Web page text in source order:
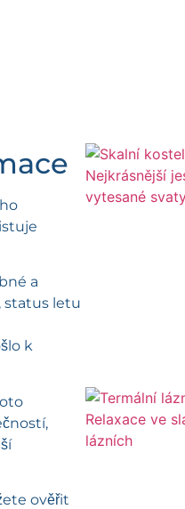
a
status letu
k
ověřit